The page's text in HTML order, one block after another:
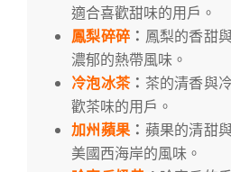
適合喜歡甜味的用戶。
鳳梨碎碎 ： 鳳梨的香甜
濃郁的熱帶風味。
冷泡冰茶： 茶的清香與
歡茶味的用戶。
加州蘋果： 蘋果的清甜
美國西海岸的風味。